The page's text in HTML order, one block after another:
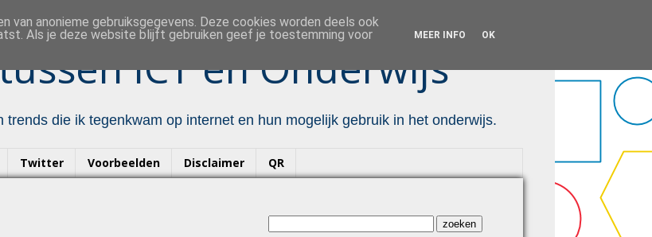
ICT en Onderwijs ™
die ik tegenkwam op internet en hun mogelijk gebruik in het onderwijs.
Twitter Voorbeelden Disclaimer QR
van anonieme gebruiksgegevens. Deze cookies worden deels ook
Als je deze website blijft gebruiken geef je toestemming voor
MEER INFO OK